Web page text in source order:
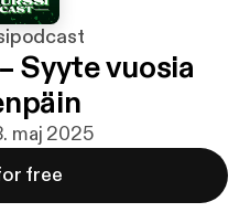
Syyte vuosia
maj 2025
free